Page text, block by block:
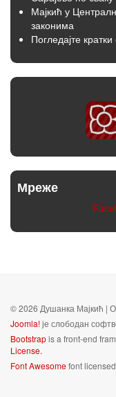
Мајкић у
законима
Погледајте
Мреже
© 2026 Душанка Мајкић |
Joomla!је слободан
Bootstrapis a front-end
License.
Font Awesomefont